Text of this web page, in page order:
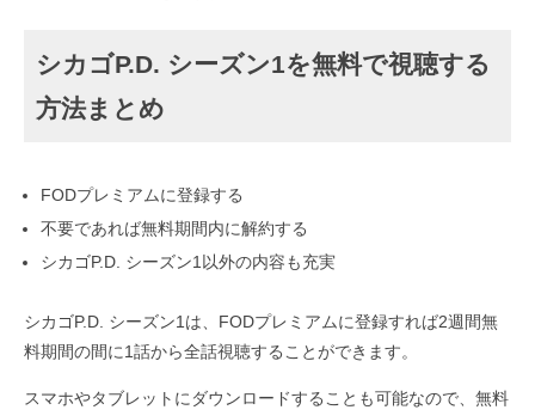
シカゴP.D. シーズン1を無料で視聴する
方法まとめ
FODプレミアムに登録する
不要であれば無料期間内に解約する
シカゴP.D. シーズン1以外の内容も充実
シカゴP.D. シーズン1は、FODプレミアムに登録すれば2週間無
料期間の間に1話から全話視聴することができます。
スマホやタブレットにダウンロードすることも可能なので、無料